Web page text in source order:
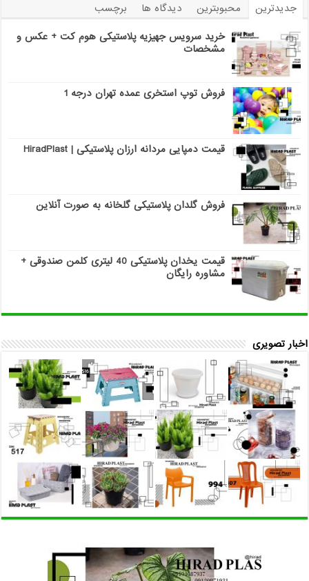
جدیدترین محبوبترین دیدگاه ها
برچسب
خرید سرویس جهیزیه پلاستیکی هوم کت + عکس و
مشخصات
فروش توپ استخری عمده تهران درجه 1
قیمت دمپایی مردانه ارزان پلاستیکی | HiradPlast
فروش گلدان پلاستیکی گلخانه به صورت آنلاین
قیمت یخدان پلاستیکی 40 لیتری کلمن صندوقی +
مشاوره رایگان
اخبار تصویری